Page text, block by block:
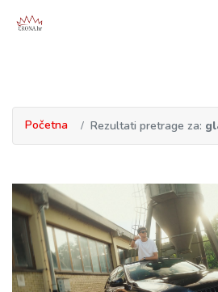
Početna Rezultati pretrage za: